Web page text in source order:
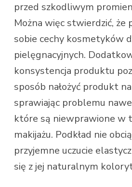
przed szkodliwym
Można więc stwierdzić, że
sobie cechy kosmetyków
pielęgnacyjnych.
konsystencja produktu
sposób nałożyć produkt
sprawiając problemu
które są niewprawione w
makijażu. Podkład nie
przyjemne uczucie
się z jej naturalnym